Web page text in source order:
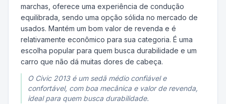
marchas, oferece uma experiência de condução
equilibrada, sendo uma opção sólida no mercado de
usados. Mantém um bom valor de revenda e é
relativamente econômico para sua categoria. É uma
escolha popular para quem busca durabilidade e um
carro que não dá muitas dores de cabeça.
O Civic 2013 é um sedã médio confiável e
confortável, com boa mecânica e valor de revenda,
ideal para quem busca durabilidade.